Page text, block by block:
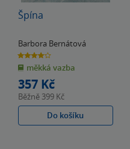
Špína
Barbora Bernátová
4.0
z
5
hvězdiček
měkká vazba
357 Kč
Běžně 399 Kč
Do košíku